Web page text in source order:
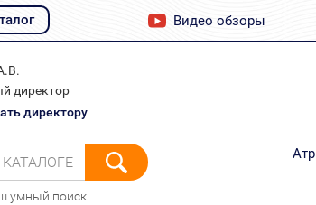
Видео обзоры
директор
директору
умный поиск